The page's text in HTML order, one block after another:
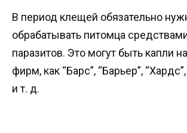
В период клещей обязательно
обрабатывать питомца
паразитов. Это могут быть капли
фирм, как “Барс”, “Барьер”,
и т. д.